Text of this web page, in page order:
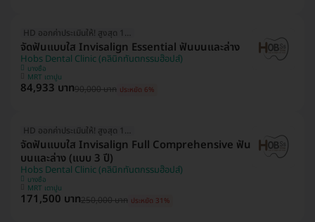
HD ออกค่าประเมินให้! สูงสุด 1500 บ.
จัดฟันแบบใส Invisalign Essential ฟันบนและล่าง
Hobs Dental Clinic (คลินิกทันตกรรมฮ๊อปส์)
บางซื่อ
MRT เตาปูน
84,933 บาท90,000 บาท ประหยัด 6%
HD ออกค่าประเมินให้! สูงสุด 1500 บ.
จัดฟันแบบใส Invisalign Full Comprehensive ฟัน
บนและล่าง (แบบ 3 ปี)
Hobs Dental Clinic (คลินิกทันตกรรมฮ๊อปส์)
บางซื่อ
MRT เตาปูน
171,500 บาท250,000 บาท ประหยัด 31%